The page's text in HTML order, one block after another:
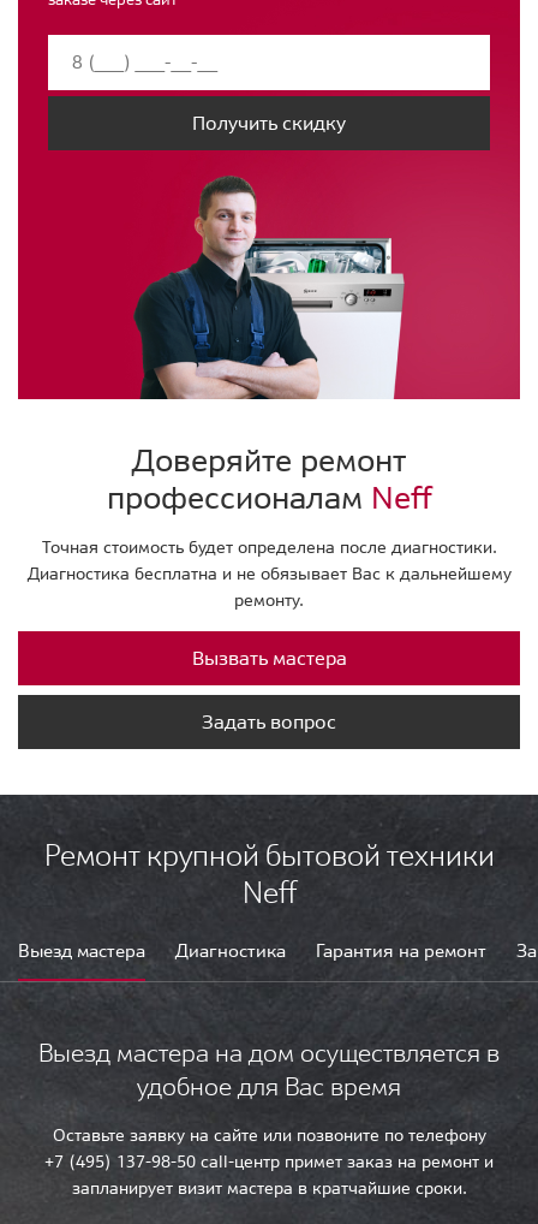
Получить скидку
Доверяйте ремонт
профессионалам Neff
Точная стоимость будет определена после диагностики.
Диагностика бесплатна и не обязывает Вас к дальнейшему
ремонту.
Вызвать мастера
Задать вопрос
Ремонт крупной бытовой техники
Neff
Выезд мастера Диагностика Гарантия на ремонт
Выезд мастера на дом осуществляется в
удобное для Вас время
Оставьте заявку на сайте или позвоните по телефону
+7 (495) 137-98-50 call-центр примет заказ на ремонт и
запланирует визит мастера в кратчайшие сроки.